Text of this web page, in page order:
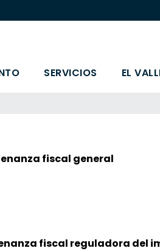
SERVICIOS EL
fiscal general
fiscal reguladora